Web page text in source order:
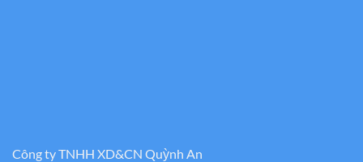
Công ty TNHH XD&CN Quỳnh An